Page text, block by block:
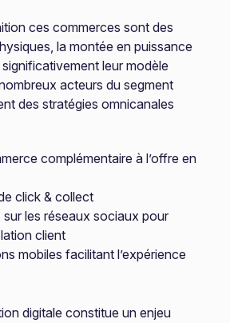
ces commerces sont des
la montée en puissance
leur modèle
acteurs du segment
des stratégies omnicanales
complémentaire à l’offre en
click & collect
sur les réseaux sociaux pour
client
mobiles facilitant l’expérience
digitale constitue un enjeu